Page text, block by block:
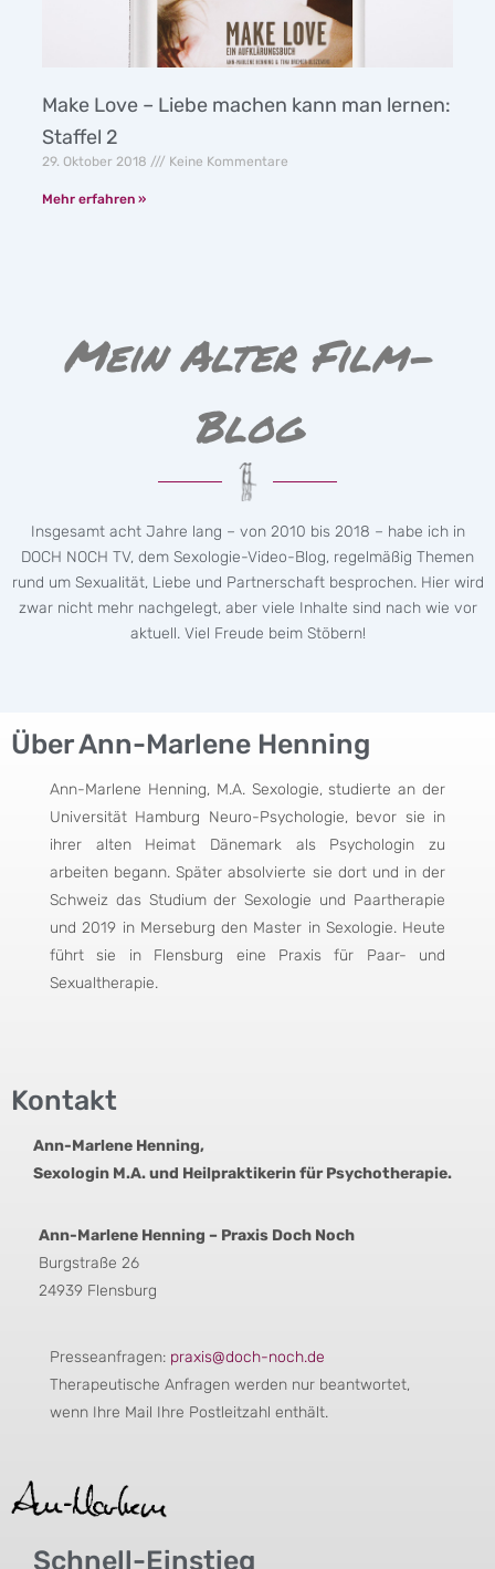
Make Love – Liebe machen kann man lernen:
Staffel 2
29. Oktober 2018 Keine Kommentare
Mehr erfahren »
Mein Alter Film-
Blog
Insgesamt acht Jahre lang – von 2010 bis 2018 – habe ich in
DOCH NOCH TV, dem Sexologie-Video-Blog, regelmäßig Themen
rund um Sexualität, Liebe und Partnerschaft besprochen. Hier wird
zwar nicht mehr nachgelegt, aber viele Inhalte sind nach wie vor
aktuell. Viel Freude beim Stöbern!
Über Ann-Marlene Henning
Ann-Marlene Henning, M.A. Sexologie, studierte an der
Universität Hamburg Neuro-Psychologie, bevor sie in
ihrer alten Heimat Dänemark als Psychologin zu
arbeiten begann. Später absolvierte sie dort und in der
Schweiz das Studium der Sexologie und Paartherapie
und 2019 in Merseburg den Master in Sexologie. Heute
führt sie in Flensburg eine Praxis für Paar- und
Sexualtherapie.
Kontakt
Ann-Marlene Henning,
Sexologin M.A. und Heilpraktikerin für Psychotherapie.
Ann-Marlene Henning – Praxis Doch Noch
Burgstraße 26
24939 Flensburg
Presseanfragen: praxis@doch-noch.de
Therapeutische Anfragen werden nur beantwortet,
wenn Ihre Mail Ihre Postleitzahl enthält.
Schnell-Einstieg